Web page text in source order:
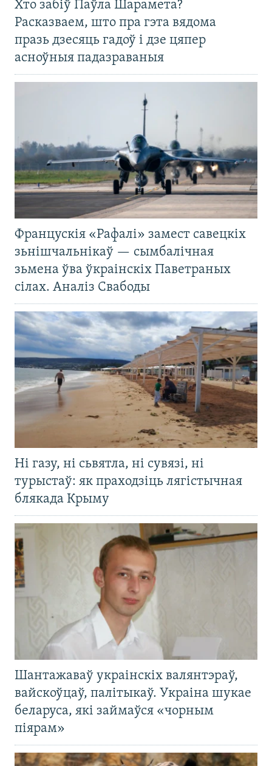
Хто забіў Паўла Шарамета?
Расказваем, што пра гэта вядома
празь дзесяць гадоў і дзе цяпер
асноўныя падазраваныя
Францускія «Рафалі» замест савецкіх
зьнішчальнікаў — сымбалічная
зьмена ўва ўкраінскіх Паветраных
сілах. Аналіз Свабоды
Ні газу, ні сьвятла, ні сувязі, ні
турыстаў: як праходзіць лягістычная
блякада Крыму
Шантажаваў украінскіх валянтэраў,
вайскоўцаў, палітыкаў. Украіна шукае
беларуса, які займаўся «чорным
піярам»